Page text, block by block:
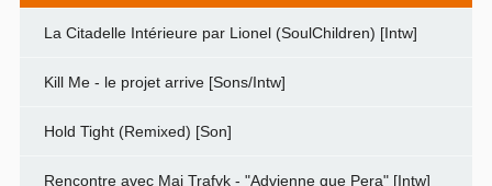
La Citadelle Intérieure par Lionel (SoulChildren) [Intw]
Kill Me - le projet arrive [Sons/Intw]
Hold Tight (Remixed) [Son]
Rencontre avec Maj Trafyk - "Advienne que Pera" [Intw]